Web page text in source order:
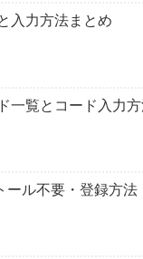
入力方法まとめ
一覧とコード入力
ール不要・登録方法